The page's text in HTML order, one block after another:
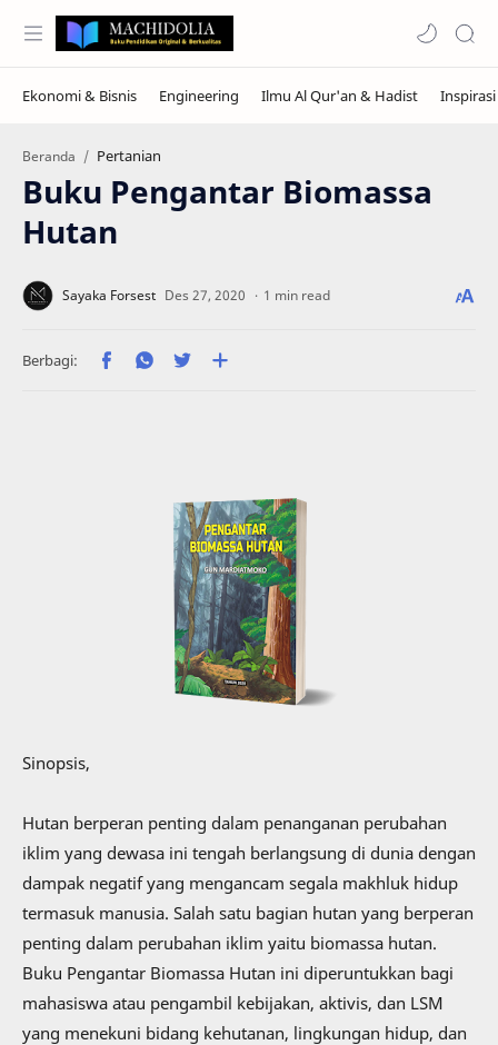
Beranda Pertanian
Buku Pengantar Biomassa
Hutan
1 min read
Sinopsis,
Hutan berperan penting dalam penanganan perubahan
iklim yang dewasa ini tengah berlangsung di dunia dengan
dampak negatif yang mengancam segala makhluk hidup
termasuk manusia. Salah satu bagian hutan yang berperan
penting dalam perubahan iklim yaitu biomassa hutan.
Buku Pengantar Biomassa Hutan ini diperuntukkan bagi
mahasiswa atau pengambil kebijakan, aktivis, dan LSM
yang menekuni bidang kehutanan, lingkungan hidup, dan